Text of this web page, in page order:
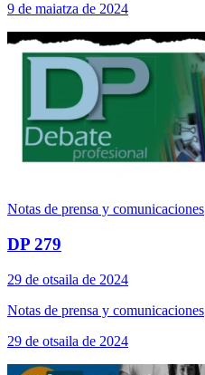
9 de maiatza de 2024
Notas de prensa y comunicaciones
DP 279
29 de otsaila de 2024
Notas de prensa y comunicaciones
29 de otsaila de 2024